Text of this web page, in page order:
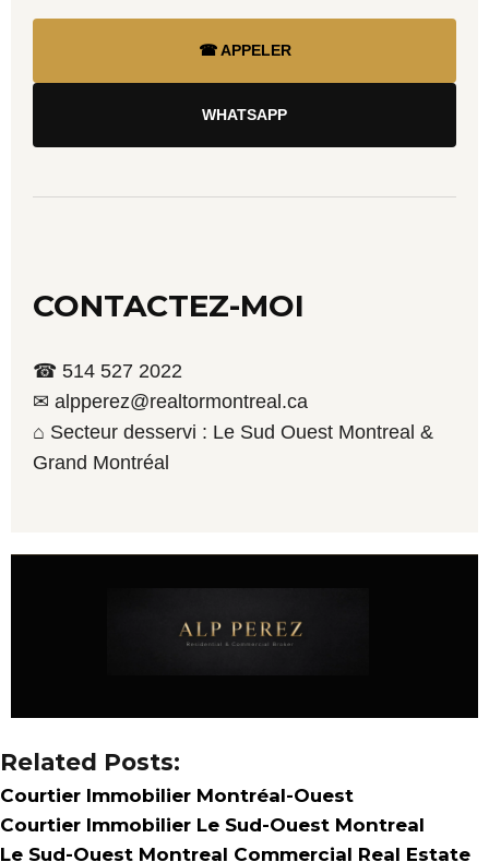
☎ APPELER
WHATSAPP
CONTACTEZ-MOI
☎ 514 527 2022
✉ alpperez@realtormontreal.ca
⌂ Secteur desservi : Le Sud Ouest Montreal &
Grand Montréal
Related Posts:
Courtier Immobilier Montréal-Ouest
Courtier Immobilier Le Sud-Ouest Montreal
Le Sud-Ouest Montreal Commercial Real Estate